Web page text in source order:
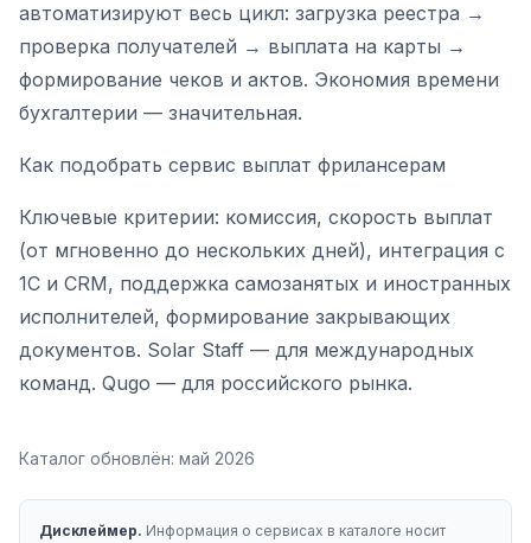
автоматизируют весь цикл: загрузка реестра →
проверка получателей → выплата на карты →
формирование чеков и актов. Экономия времени
бухгалтерии — значительная.
Как подобрать сервис выплат фрилансерам
Ключевые критерии: комиссия, скорость выплат
(от мгновенно до нескольких дней), интеграция с
1С и CRM, поддержка самозанятых и иностранных
исполнителей, формирование закрывающих
документов. Solar Staff — для международных
команд. Qugo — для российского рынка.
Каталог обновлён: май 2026
Дисклеймер. Информация о сервисах в каталоге носит